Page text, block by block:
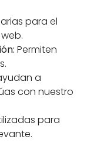
para el
Permiten
a
con nuestro
para